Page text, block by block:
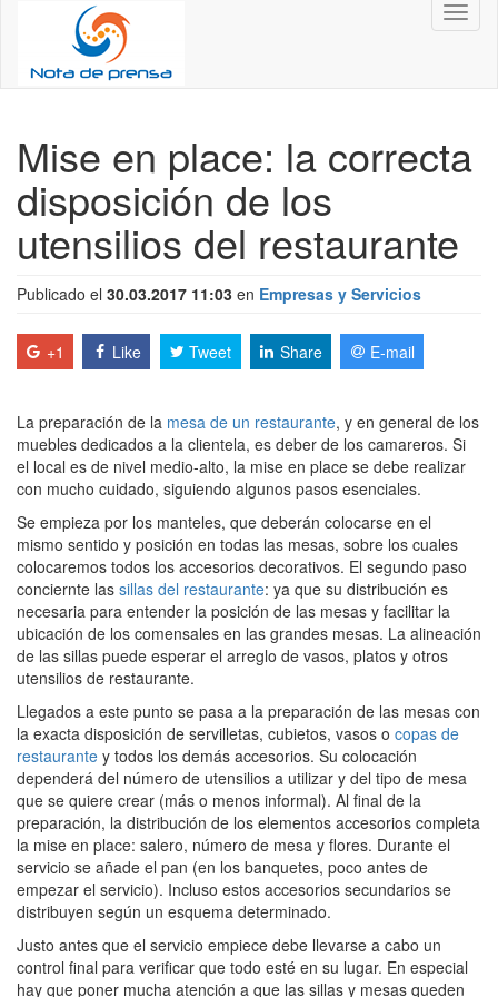
Mise en place: la correcta
disposición de los
utensilios del restaurante
Publicado el 30.03.2017 11:03 en Empresas y Servicios
+1 Like Tweet Share E-mail
La preparación de la mesa de un restaurante, y en general de los
muebles dedicados a la clientela, es deber de los camareros. Si
el local es de nivel medio-alto, la mise en place se debe realizar
con mucho cuidado, siguiendo algunos pasos esenciales.
Se empieza por los manteles, que deberán colocarse en el
mismo sentido y posición en todas las mesas, sobre los cuales
colocaremos todos los accesorios decorativos. El segundo paso
conciernte las sillas del restaurante: ya que su distribución es
necesaria para entender la posición de las mesas y facilitar la
ubicación de los comensales en las grandes mesas. La alineación
de las sillas puede esperar el arreglo de vasos, platos y otros
utensilios de restaurante.
Llegados a este punto se pasa a la preparación de las mesas con
la exacta disposición de servilletas, cubietos, vasos o copas de
restaurante y todos los demás accesorios. Su colocación
dependerá del número de utensilios a utilizar y del tipo de mesa
que se quiere crear (más o menos informal). Al final de la
preparación, la distribución de los elementos accesorios completa
la mise en place: salero, número de mesa y flores. Durante el
servicio se añade el pan (en los banquetes, poco antes de
empezar el servicio). Incluso estos accesorios secundarios se
distribuyen según un esquema determinado.
Justo antes que el servicio empiece debe llevarse a cabo un
control final para verificar que todo esté en su lugar. En especial
hay que poner mucha atención a que las sillas y mesas queden